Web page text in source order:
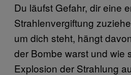
Du läufst Gefahr, dir eine
Strahlenvergiftung
um dich steht, hängt
der Bombe warst und wie
Explosion der Strahlung